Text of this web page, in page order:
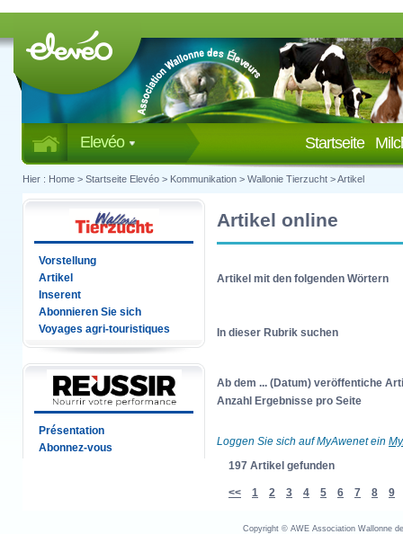
Elevéo Startseite
Hier : Home > Startseite Elevéo > Kommunikation > Wallonie Tierzucht >Artikel
Vorstellung
Artikel
Inserent
Abonnieren Sie sich
Voyages agri-touristiques
Présentation
Abonnez-vous
Artikel online
Artikel mit den folgenden Wörtern
In dieser Rubrik suchen
Ab dem ... (Datum) veröffentiche
Anzahl Ergebnisse pro Seite
Loggen Sie sich auf MyAwenet ein
197 Artikel gefunden
<< 1 2 3 4 5 6 7 8 9
Copyright © AWE Association Wallonne